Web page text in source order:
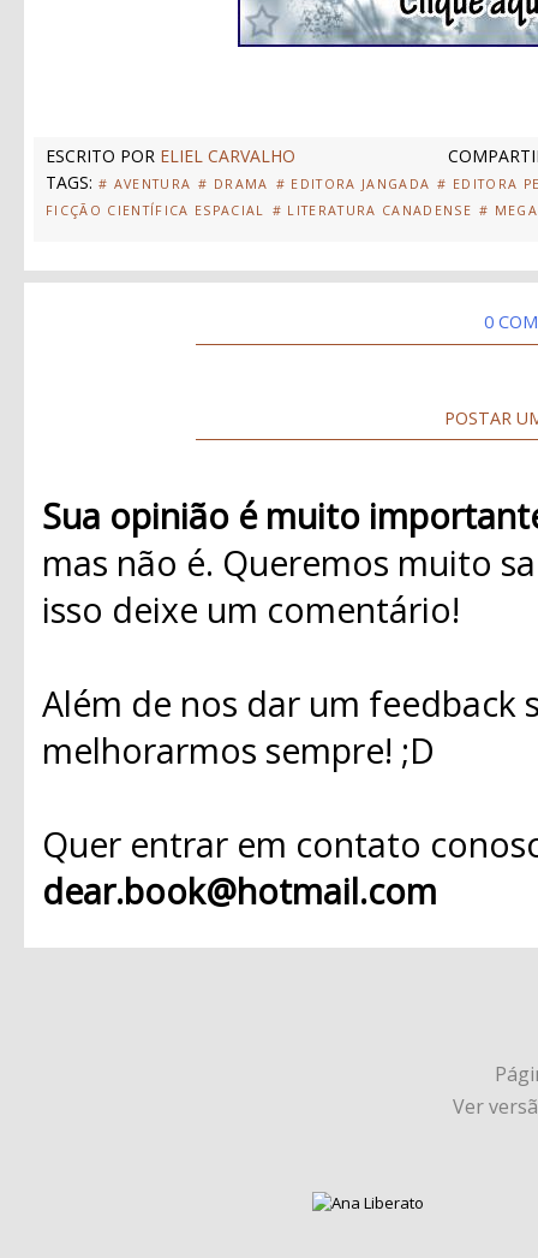
ESCRITO POR ELIEL CARVALHO
TAGS: # AVENTURA # DRAMA # EDITORA JANGADA # EDITORA
FICÇÃO CIENTÍFICA ESPACIAL
# LITERATURA CANADENSE #
0
POSTAR
Sua opinião é muito
mas não é. Queremos muito
isso deixe um comentário!
Além de nos dar um
melhorarmos sempre! ;D
Quer entrar em contato
dear.book@hotmail.com
Ver